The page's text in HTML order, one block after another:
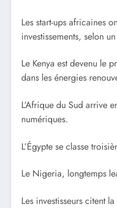
Les start-ups africaines
investissements, selon
Le Kenya est devenu le
dans les énergies
L’Afrique du Sud arrive
numériques.
L’Égypte se classe
Le Nigeria, longtemps
Les investisseurs citent